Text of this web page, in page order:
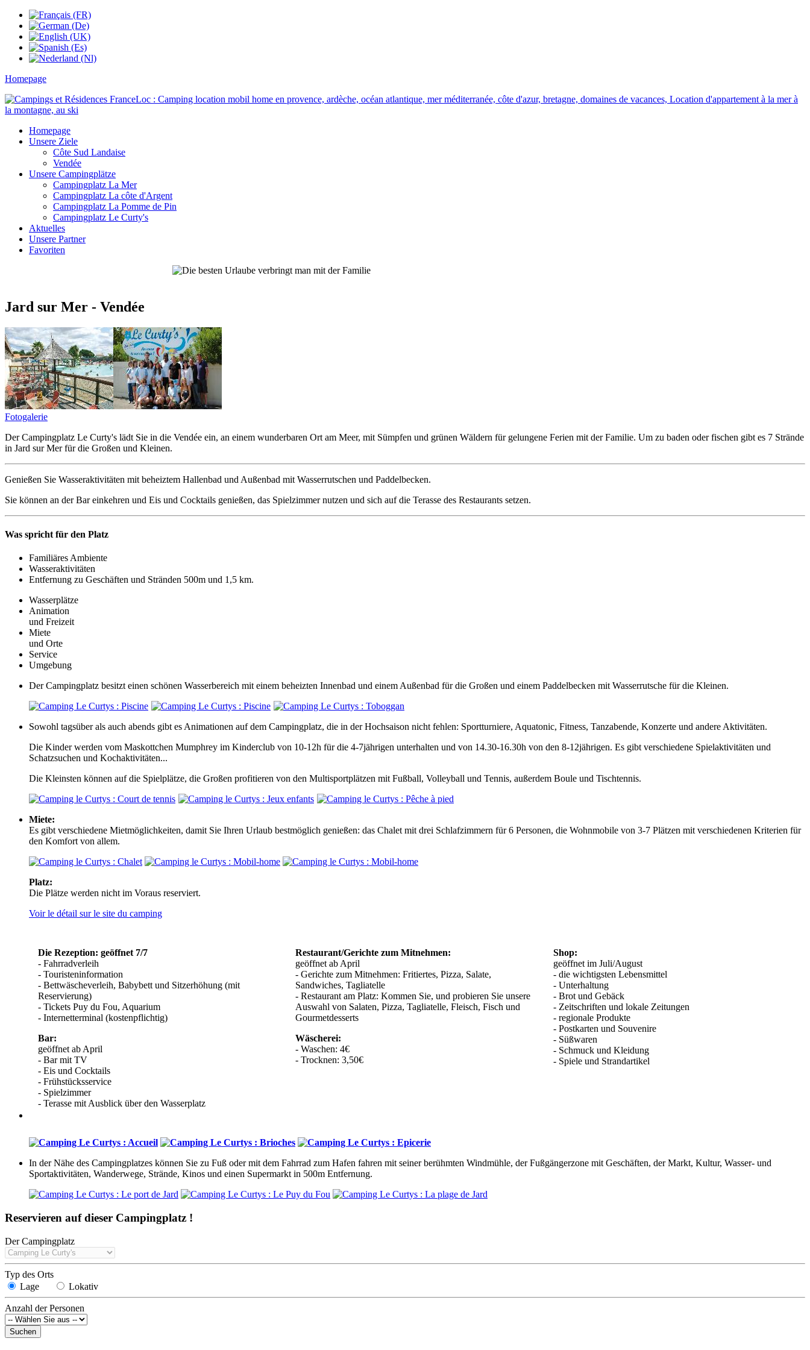
Homepage
Homepage
Unsere Ziele
Côte Sud Landaise
Vendée
Unsere Campingplätze
Campingplatz La Mer
Campingplatz La côte d'Argent
Campingplatz La Pomme de Pin
Campingplatz Le Curty's
Aktuelles
Unsere Partner
Favoriten
Jard sur Mer - Vendée
Fotogalerie
Der Campingplatz Le Curty's lädt Sie in die Vendée ein, an einem wunderbaren Ort am Meer, mit Sümpfen und grünen Wäldern für gelungene Ferien mit der Familie. Um zu baden oder fischen gibt es 7 Strände
in Jard sur Mer für die Großen und Kleinen.
Genießen Sie Wasseraktivitäten mit beheiztem Hallenbad und Außenbad mit Wasserrutschen und Paddelbecken.
Sie können an der Bar einkehren und Eis und Cocktails genießen, das Spielzimmer nutzen und sich auf die Terasse des Restaurants setzen.
Was spricht für den Platz
Familiäres Ambiente
Wasseraktivitäten
Entfernung zu Geschäften und Stränden 500m und 1,5 km.
Wasserplätze
Animation
und Freizeit
Miete
und Orte
Service
Umgebung
Der Campingplatz besitzt einen schönen Wasserbereich mit einem beheizten Innenbad und einem Außenbad für die Großen und einem Paddelbecken mit Wasserrutsche für die Kleinen.
Sowohl tagsüber als auch abends gibt es Animationen auf dem Campingplatz, die in der Hochsaison nicht fehlen: Sportturniere, Aquatonic, Fitness, Tanzabende, Konzerte und andere Aktivitäten.
Die Kinder werden vom Maskottchen Mumphrey im Kinderclub von 10-12h für die 4-7jährigen unterhalten und von 14.30-16.30h von den 8-12jährigen. Es gibt verschiedene Spielaktivitäten und
Schatzsuchen und Kochaktivitäten...
Die Kleinsten können auf die Spielplätze, die Großen profitieren von den Multisportplätzen mit Fußball, Volleyball und Tennis, außerdem Boule und Tischtennis.
Miete:
Es gibt verschiedene Mietmöglichkeiten, damit Sie Ihren Urlaub bestmöglich genießen: das Chalet mit drei Schlafzimmern für 6 Personen, die Wohnmobile von 3-7 Plätzen mit verschiedenen Kriterien für
den Komfort von allem.
Platz:
Die Plätze werden nicht im Voraus reserviert.
Voir le détail sur le site du camping
Die Rezeption: geöffnet 7/7
- Fahrradverleih
- Touristeninformation
- Bettwäscheverleih, Babybett und Sitzerhöhung (mit
Reservierung)
- Tickets Puy du Fou, Aquarium
- Internetterminal (kostenpflichtig)
Bar:
geöffnet ab April
- Bar mit TV
- Eis und Cocktails
- Frühstücksservice
- Spielzimmer
- Terasse mit Ausblick über den Wasserplatz
Restaurant/Gerichte zum Mitnehmen:
geöffnet ab April
- Gerichte zum Mitnehmen: Fritiertes, Pizza, Salate,
Sandwiches, Tagliatelle
- Restaurant am Platz: Kommen Sie, und probieren Sie unsere
Auswahl von Salaten, Pizza, Tagliatelle, Fleisch, Fisch und
Gourmetdesserts
Wäscherei:
- Waschen: 4€
- Trocknen: 3,50€
Shop:
geöffnet im Juli/August
- die wichtigsten Lebensmittel
- Unterhaltung
- Brot und Gebäck
- Zeitschriften und lokale Zeitungen
- regionale Produkte
- Postkarten und Souvenire
- Süßwaren
- Schmuck und Kleidung
- Spiele und Strandartikel
In der Nähe des Campingplatzes können Sie zu Fuß oder mit dem Fahrrad zum Hafen fahren mit seiner berühmten Windmühle, der Fußgängerzone mit Geschäften, der Markt, Kultur, Wasser- und
Sportaktivitäten, Wanderwege, Strände, Kinos und einen Supermarkt in 500m Entfernung.
Reservieren auf dieser Campingplatz !
Der Campingplatz
Typ des Orts
Lage
Lokativ
Anzahl der Personen